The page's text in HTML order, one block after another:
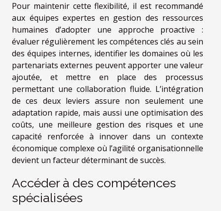
Pour maintenir cette flexibilité, il est recommandé
aux équipes expertes en gestion des ressources
humaines d’adopter une approche proactive :
évaluer régulièrement les compétences clés au sein
des équipes internes, identifier les domaines où les
partenariats externes peuvent apporter une valeur
ajoutée, et mettre en place des processus
permettant une collaboration fluide. L’intégration
de ces deux leviers assure non seulement une
adaptation rapide, mais aussi une optimisation des
coûts, une meilleure gestion des risques et une
capacité renforcée à innover dans un contexte
économique complexe où l’agilité organisationnelle
devient un facteur déterminant de succès.
Accéder à des compétences
spécialisées